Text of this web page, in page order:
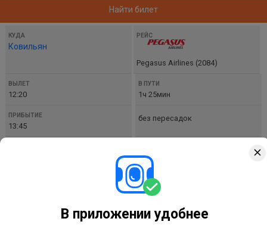
В приложении удобнее
Найти билет
Ковильян
Pegasus Airlines (2084)
12:20 1ч 25мин
13:45
без пересадок
Найти билет